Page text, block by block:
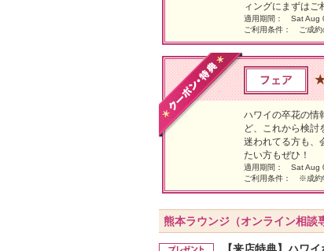
ィングにまずはご
適用期間： Sat Aug
ご利用条件： ご成約
★
ハワイの卒花の情
ど、これから検討
迷われてる方も、
たい方もぜひ！
適用期間： Sat Aug
ご利用条件： ※成約
熊本ラウンジ（オンライン相談